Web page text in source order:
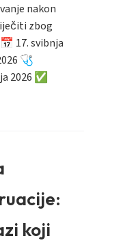
nakon
zbog
17. svibnja
🩺
2026 ✅
koji